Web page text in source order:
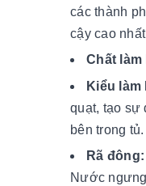
các thành
cậy cao
Chất làm
Kiểu làm
quạt, tạo sự
bên trong tủ.
Rã đông:
Nước